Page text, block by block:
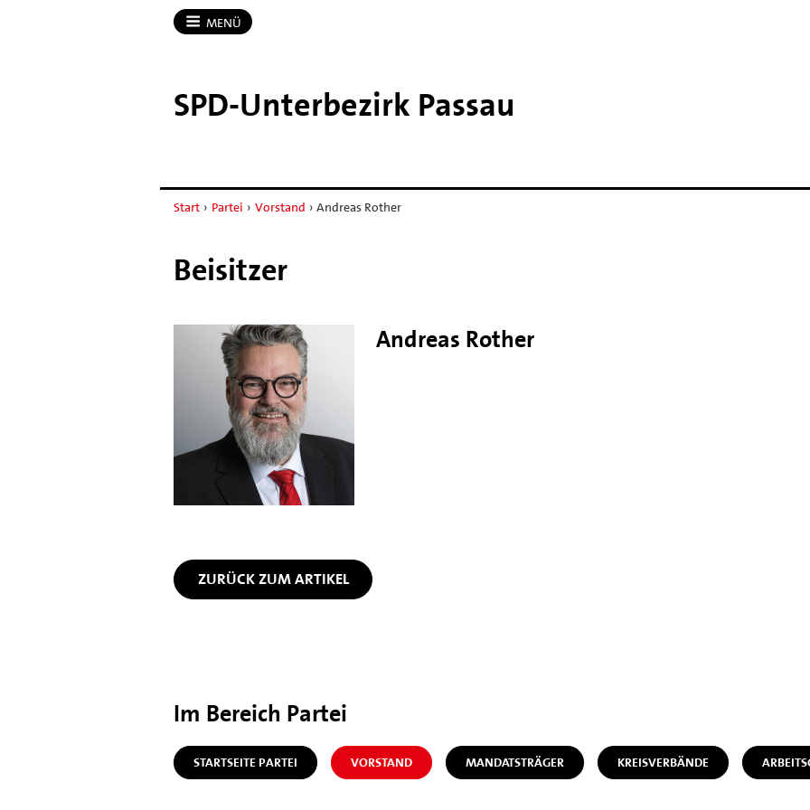
MENÜ
SPD-​Unterbezirk Passau
Start › Partei › Vorstand › Andreas Rother
Beisitzer
Andreas Rother
ZURÜCK ZUM ARTIKEL
Im Bereich Partei
STARTSEITE PARTEI VORSTAND MANDATSTRÄGER KREISVERBÄNDE